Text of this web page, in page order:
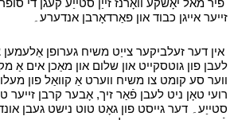
פיר מאל יאָשקע וואָרנז זייַן סטייַע קעגן די
זייער אייגן כבוד און פאַרדאָרבן אנדערע۔
אין דער זעלביקער צייַט משיח גערופן אַלעמען
לעבן פון גוטסקייט און שלום און מאַכן אים אַ
ווער סע קומט צו משיח ווערט אַ קוואַל פון
רועי טאָן ניט לעבן פֿאַר זיך, אָבער קרבן זייער
סטייַע۔ דער גייסט פון גאָט טוט נישט געבן